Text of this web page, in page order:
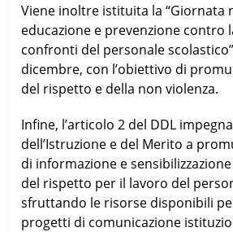
Viene inoltre istituita la “Giornata
educazione e prevenzione contro
confronti del personale
dicembre, con l’obiettivo di
del rispetto e della non violenza.
Infine, l’articolo 2 del DDL
dell’Istruzione e del Merito a
di informazione e
del rispetto per il lavoro del
sfruttando le risorse disponibili
progetti di comunicazione